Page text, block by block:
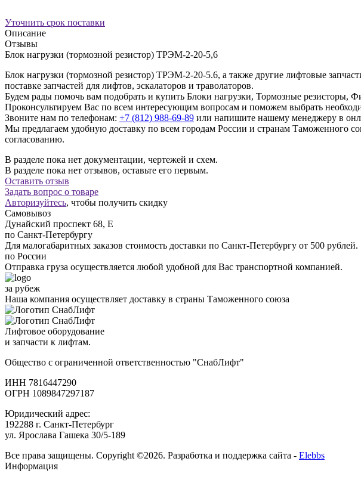
Уточнить срок поставки
Описание
Отзывы
Блок нагрузки (тормозной резистор) ТРЭМ-2-20-5,6
Блок нагрузки (тормозной резистор) ТРЭМ-2-20-5.6, а также другие лифтовые
поставке запчастей для лифтов, эскалаторов и траволаторов.
Будем рады помочь вам подобрать и купить Блоки нагрузки, Тормозные резисторы,
Проконсультируем Вас по всем интересующим вопросам и поможем выбрать
Звоните нам по телефонам: +7 (812) 988-69-89 или напишите нашему менеджеру в
Мы предлагаем удобную доставку по всем городам России и странам
согласованию.
В разделе пока нет документации, чертежей и схем.
В разделе пока нет отзывов, оставьте его первым.
Оставить отзыв
Задать вопрос о товаре
Авторизуйтесь, чтобы получить скидку
Самовывоз
Дунайский проспект 68, Е
по Санкт-Петербургу
Для малогабаритных заказов стоимость доставки по Санкт-Петербургу от 500 рублей.
по России
Отправка груза осуществляется любой удобной для Вас транспортной компанией.
за рубеж
Наша компания осуществляет доставку в страны Таможенного союза
Лифтовое оборудование
и запчасти к лифтам.
Общество с ограниченной ответственностью "СнабЛифт"
ИНН 7816447290
ОГРН 1089847297187
Юридический адрес:
192288 г. Санкт-Петербург
ул. Ярослава Гашека 30/5-189
Все права защищены. Copyright ©2026. Разработка и поддержка сайта - Elebbs
Информация